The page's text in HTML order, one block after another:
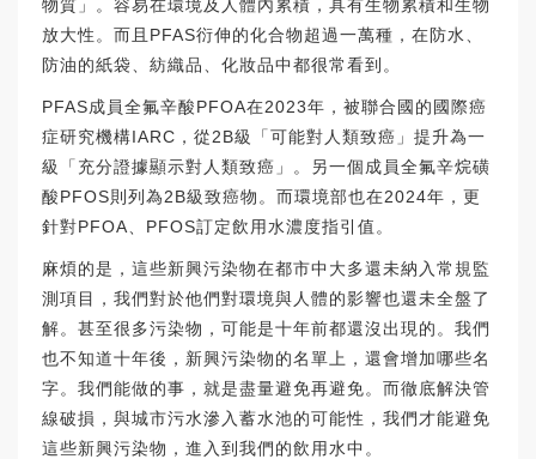
物質」。容易在環境及人體內累積，具有生物累積和生物
放大性。而且PFAS衍伸的化合物超過一萬種，在防水、
防油的紙袋、紡織品、化妝品中都很常看到。
PFAS成員全氟辛酸PFOA在2023年，被聯合國的國際癌
症研究機構IARC，從2B級「可能對人類致癌」提升為一
級「充分證據顯示對人類致癌」。另一個成員全氟辛烷磺
酸PFOS則列為2B級致癌物。而環境部也在2024年，更
針對PFOA、PFOS訂定飲用水濃度指引值。
麻煩的是，這些新興污染物在都市中大多還未納入常規監
測項目，我們對於他們對環境與人體的影響也還未全盤了
解。甚至很多污染物，可能是十年前都還沒出現的。我們
也不知道十年後，新興污染物的名單上，還會增加哪些名
字。我們能做的事，就是盡量避免再避免。而徹底解決管
線破損，與城市污水滲入蓄水池的可能性，我們才能避免
這些新興污染物，進入到我們的飲用水中。